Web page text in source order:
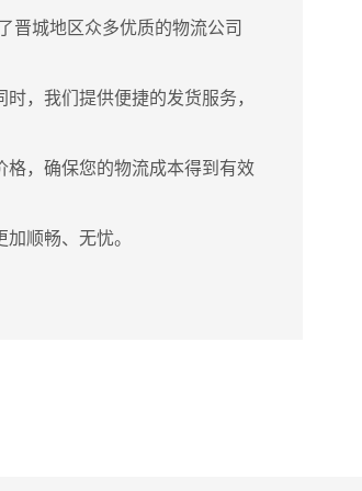
晋城地区众多优质的物流公司
，我们提供便捷的发货服务，
，确保您的物流成本得到有效
顺畅、无忧。